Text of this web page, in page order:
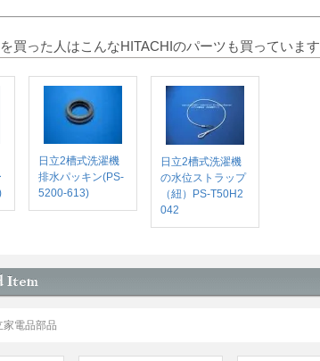
買った人はこんなHITACHIのパーツも買っています
日立2槽式洗濯機
排水パッキン(PS-
5200-613)
日立2槽式洗濯機
の水位ストラップ
（紐）PS-T50H2
042
家電品部品